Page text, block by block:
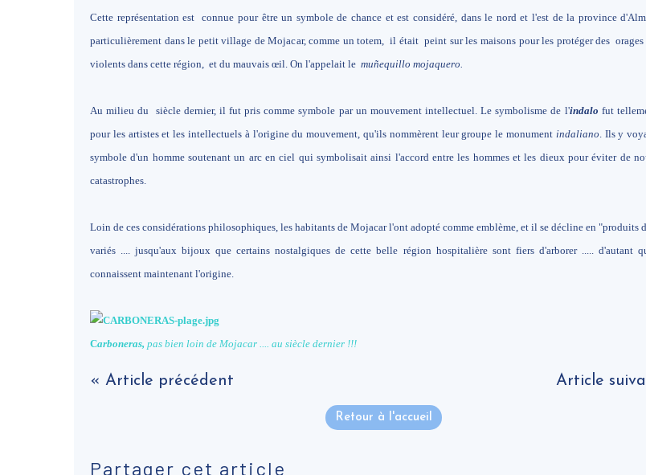
Cette représentation est connue pour être un symbole de chance et est considéré, dans le nord et l'est de la province
particulièrement dans le petit village de Mojacar, comme un totem, il était peint sur les maisons pour les protéger des orages
violents dans cette région, et du mauvais œil. On l'appelait le muñequillo mojaquero.
Au milieu du siècle dernier, il fut pris comme symbole par un mouvement intellectuel. Le symbolisme de l'indalo fut
pour les artistes et les intellectuels à l'origine du mouvement, qu'ils nommèrent leur groupe le monument indaliano. Ils y
symbole d'un homme soutenant un arc en ciel qui symbolisait ainsi l'accord entre les hommes et les dieux pour éviter de
catastrophes.
Loin de ces considérations philosophiques, les habitants de Mojacar l'ont adopté comme emblème, et il se décline en "produits
variés .... jusqu'aux bijoux que certains nostalgiques de cette belle région hospitalière sont fiers d'arborer ..... d'autant
connaissent maintenant l'origine.
Carboneras, pas bien loin de Mojacar .... au siècle dernier !!!
« Article précédent Article
Retour à l'accueil
Partager cet article